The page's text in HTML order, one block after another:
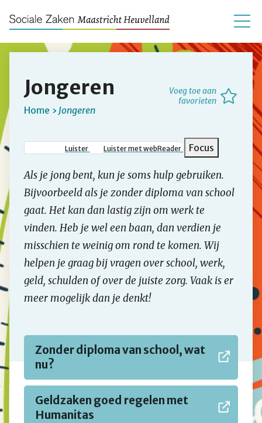
Voeg toe aan
favorieten
Jongeren
Kruimelpad
Home Jongeren
Luister Luister met webReader Focus
Als je jong bent, kun je soms hulp gebruiken.
Bijvoorbeeld als je zonder diploma van school
gaat. Het kan dan lastig zijn om werk te
vinden. Heb je wel een baan, dan verdien je
misschien te weinig om rond te komen. Wij
helpen je graag bij vragen over school, werk,
geld, schulden of over de juiste zorg. Vaak is er
meer mogelijk dan je denkt!
Zonder diploma van school, wat
nu?
Geldzaken goed regelen met
Humanitas